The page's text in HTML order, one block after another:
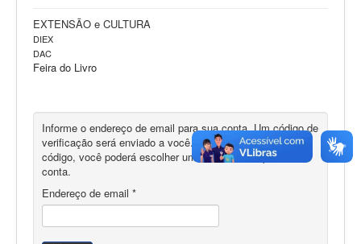
Notícias
Sobre Nós
Editais
Fale Conosco
EXTENSÃO e CULTURA
DIEX
DAC
Feira do Livro
Informe o endereço de email para sua conta. Um código de
verificação será enviado a você. Um vez recebido o
código, você poderá escolher uma nova senha para sua
conta.
Endereço de email *